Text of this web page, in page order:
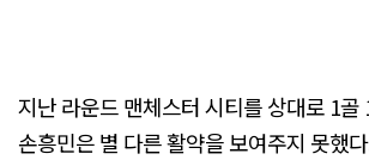
지난 라운드 맨체스터 시티를 상대로 1골
손흥민은 별 다른 활약을 보여주지 못했